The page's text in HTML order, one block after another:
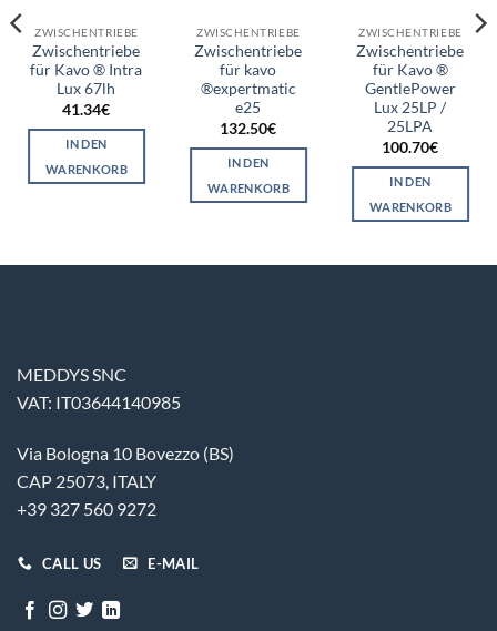
ZWISCHENTRIEBE
Zwischentriebe
für Kavo ® Intra
Lux 67lh
41.34€
IN DEN
WARENKORB
ZWISCHENTRIEBE
Zwischentriebe
für kavo
®expertmatic
e25
132.50€
IN DEN
WARENKORB
ZWISCHENTRIEBE
Zwischentriebe
für Kavo ®
GentlePower
Lux 25LP /
25LPA
100.70€
IN DEN
WARENKORB
MEDDYS SNC
VAT: IT03644140985
Via Bologna 10 Bovezzo (BS)
CAP 25073, ITALY
+39 327 560 9272
CALL US E-MAIL